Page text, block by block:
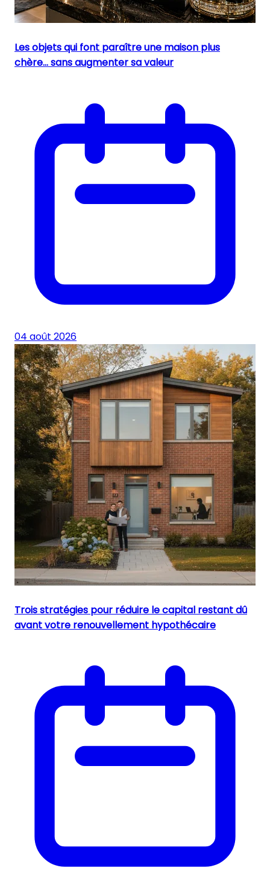
Les objets qui font paraître une maison plus
chère… sans augmenter sa valeur
04 août 2026
Trois stratégies pour réduire le capital restant dû
avant votre renouvellement hypothécaire